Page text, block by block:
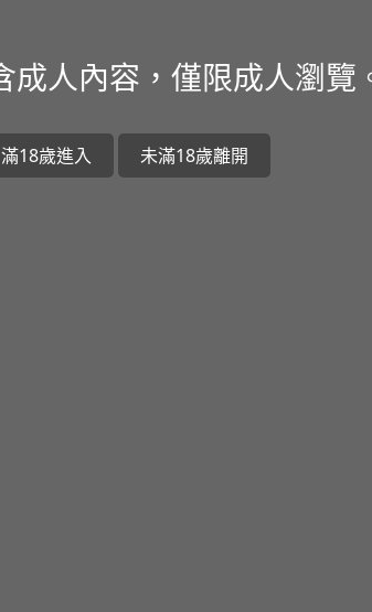
成人內容，僅限成人瀏覽
滿18歲進入 未滿18歲離開